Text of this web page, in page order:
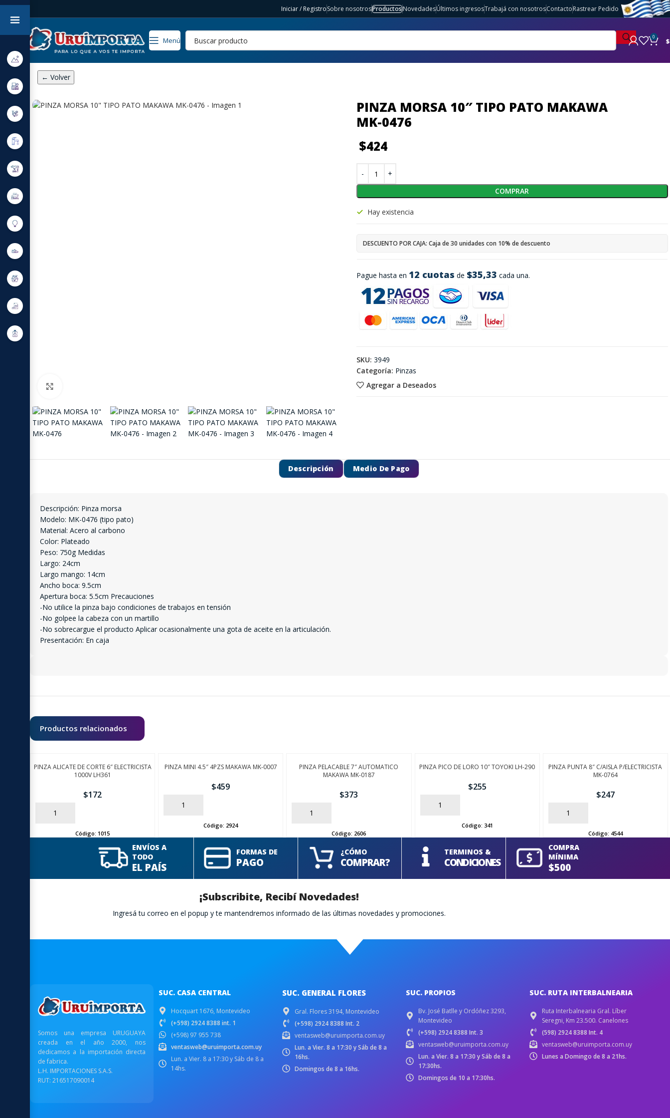
Iniciar / RegistroSobre nosotrosProductosNovedadesÚltimos ingresosTrabajá con nosotrosContactoRastrear Pedido
Menú 0 $
← Volver
PINZA MORSA 10″ TIPO PATO MAKAWA
MK-0476
$424
Pague hasta en 12 cuotas de $35,33 cada una.
Hay existencia
DESCUENTO POR CAJA: Caja de 30 unidades con 10% de descuento
COMPRAR
Agregar a Deseados
SKU: 3949
Categoría: Pinzas
Descripción Medio De Pago
Descripción: Pinza morsa
Modelo: MK-0476 (tipo pato)
Material: Acero al carbono
Color: Plateado
Peso: 750g Medidas
Largo: 24cm
Largo mango: 14cm
Ancho boca: 9.5cm
Apertura boca: 5.5cm Precauciones
-No utilice la pinza bajo condiciones de trabajos en tensión
-No golpee la cabeza con un martillo
-No sobrecargue el producto Aplicar ocasionalmente una gota de aceite en la articulación.
Presentación: En caja
Productos relacionados
PINZA ALICATE DE CORTE 6″ ELECTRICISTA
1000V LH361
$172
AÑADIR
Código:1015
PINZA MINI 4.5″ 4PZS MAKAWA MK-0007
$459
AÑADIR
Código: 2924
PINZA PELACABLE 7″ AUTOMATICO
MAKAWA MK-0187
$373
AÑADIR
Código: 2606
PINZA PICO DE LORO 10″ TOYOKI LH-290
$255
AÑADIR
Código: 341
PINZA PUNTA 8″ C/AISLA P/ELECTRICISTA
MK-0764
$247
AÑADIR
Código: 4544
ENVÍOS A
TODO
EL PAÍS
FORMAS DE
PAGO
¿CÓMO
COMPRAR?
TERMINOS &
CONDICIONES
COMPRA
MÍNIMA
$500
¡Subscribite, Recibí Novedades!
Ingresá tu correo en el popup y te mantendremos informado de las últimas novedades y promociones.
Somos una empresa URUGUAYA
creada en el año 2000, nos
dedicamos a la importación directa
de fabrica.
L.H. IMPORTACIONES S.A.S.
RUT: 216517090014
SUC. CASA CENTRAL
Hocquart 1676, Montevideo
(+598) 2924 8388 int. 1
(+598) 97 955 738
ventasweb@uruimporta.com.uy
Lun. a Vier. 8 a 17:30 y Sáb de 8 a
14hs.
SUC. GENERAL FLORES
Gral. Flores 3194, Montevideo
(+598) 2924 8388 Int. 2
ventasweb@uruimporta.com.uy
Lun. a Vier. 8 a 17:30 y Sáb de 8 a
16hs.
Domingos de 8 a 16hs.
SUC. PROPIOS
Bv. José Batlle y Ordóñez 3293,
Montevideo
(+598) 2924 8388 Int. 3
ventasweb@uruimporta.com.uy
Lun. a Vier. 8 a 17:30 y Sáb de 8 a
17:30hs.
Domingos de 10 a 17:30hs.
SUC. RUTA INTERBALNEARIA
Ruta Interbalnearia Gral. Líber
Seregni, Km 23.500. Canelones
(598) 2924 8388 Int. 4
ventasweb@uruimporta.com.uy
Lunes a Domingo de 8 a 21hs.
FINALIZÁ TU COMPRA